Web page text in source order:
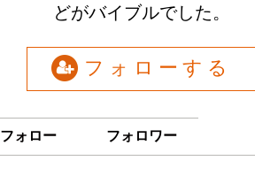
どがバイブルでした。
フォローする
フォロー フォロワー